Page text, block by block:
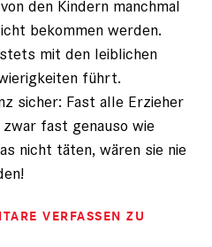
den Kindern manchmal
bekommen werden.
mit den leiblichen
führt.
sicher: Fast alle Erzieher
fast genauso wie
nicht täten, wären sie nie
VERFASSEN ZU